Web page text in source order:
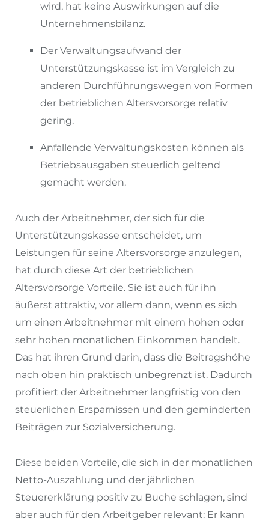
wird, hat keine Auswirkungen auf die
Unternehmensbilanz.
Der Verwaltungsaufwand der
Unterstützungskasse ist im Vergleich zu
anderen Durchführungswegen von Formen
der betrieblichen Altersvorsorge relativ
gering.
Anfallende Verwaltungskosten können als
Betriebsausgaben steuerlich geltend
gemacht werden.
Auch der Arbeitnehmer, der sich für die
Unterstützungskasse entscheidet, um
Leistungen für seine Altersvorsorge anzulegen,
hat durch diese Art der betrieblichen
Altersvorsorge Vorteile. Sie ist auch für ihn
äußerst attraktiv, vor allem dann, wenn es sich
um einen Arbeitnehmer mit einem hohen oder
sehr hohen monatlichen Einkommen handelt.
Das hat ihren Grund darin, dass die Beitragshöhe
nach oben hin praktisch unbegrenzt ist. Dadurch
profitiert der Arbeitnehmer langfristig von den
steuerlichen Ersparnissen und den geminderten
Beiträgen zur Sozialversicherung.
Diese beiden Vorteile, die sich in der monatlichen
Netto-Auszahlung und der jährlichen
Steuererklärung positiv zu Buche schlagen, sind
aber auch für den Arbeitgeber relevant: Er kann